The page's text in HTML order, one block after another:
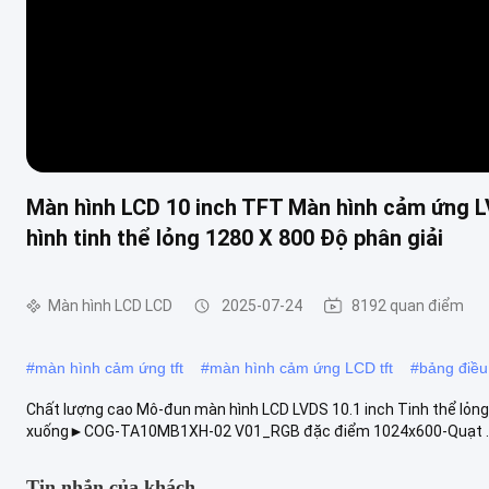
Màn hình LCD 10 inch TFT Màn hình cảm ứng
hình tinh thể lỏng 1280 X 800 Độ phân giải
Màn hình LCD LCD 2025-07-24 8192 quan điểm
#màn hình cảm ứng tft #màn hình cảm ứng LCD tft #bảng
Chất lượng cao Mô-đun màn hình LCD LVDS 10.1 inch Tinh thể
xuống►COG-TA10MB1XH-02 V01_RGB đặc điểm 1024x600-Quạt